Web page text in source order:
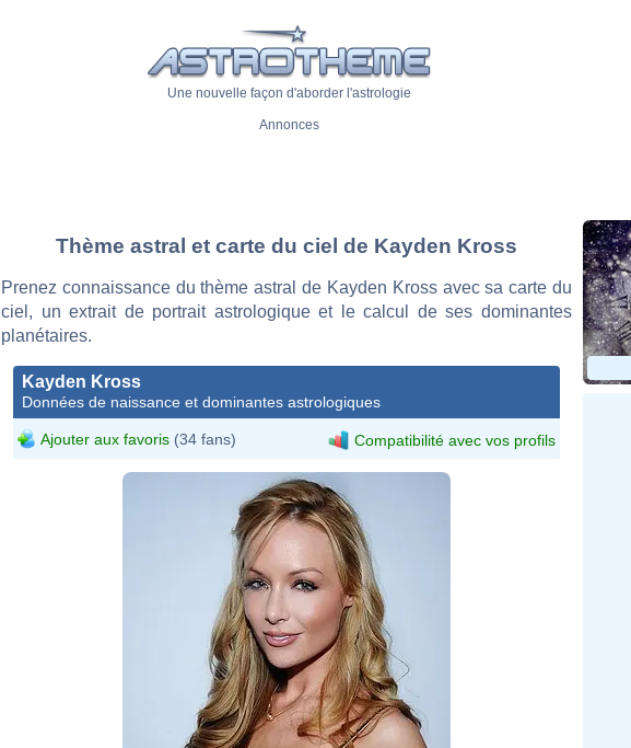
Une nouvelle façon d'aborder l'astrologie
Annonces
Thème astral et carte du ciel de Kayden Kross
Prenez connaissance du thème astral de Kayden Kross avec sa carte du
ciel, un extrait de portrait astrologique et le calcul de ses dominantes
planétaires.
Kayden Kross
Données de naissance et dominantes astrologiques
Ajouter aux favoris (34 fans) Compatibilité avec vos profils